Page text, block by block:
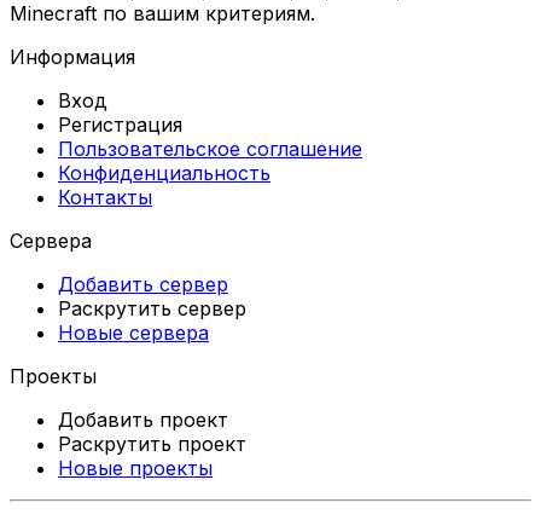
Minecraft по вашим критериям.
Информация
Вход
Регистрация
Пользовательское соглашение
Конфиденциальность
Контакты
Сервера
Добавить сервер
Раскрутить сервер
Новые сервера
Проекты
Добавить проект
Раскрутить проект
Новые проекты